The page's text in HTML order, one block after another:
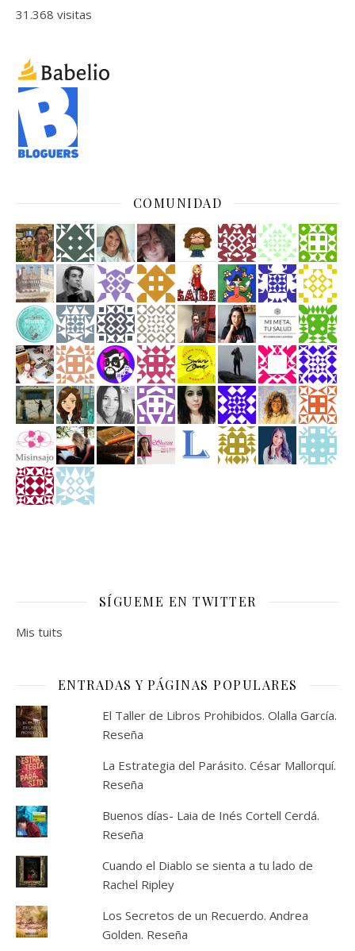
31.368 visitas
COMUNIDAD
SÍGUEME EN TWITTER
Mis tuits
ENTRADAS Y PÁGINAS POPULARES
El Taller de Libros Prohibidos. Olalla García.
Reseña
La Estrategia del Parásito. César Mallorquí.
Reseña
Buenos días- Laia de Inés Cortell Cerdá.
Reseña
Cuando el Diablo se sienta a tu lado de
Rachel Ripley
Los Secretos de un Recuerdo. Andrea
Golden. Reseña